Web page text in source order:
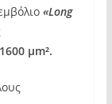
«Long
µm².